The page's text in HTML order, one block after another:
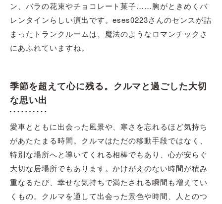
ン、バラの花束やチョコレート菓子……胸がときめくバ
レンタインらしい演出です。eses0223さんのセンスが詰
まったトランクルームは、魔法のようなロマンチックさ
にあふれていますね。
季節を超えて心に残る。クルマと過ごした大切
な思い出
愛車とともに出会った風景や、寒さを忘れるほど気持ち
があたたまる時間。クルマはただの移動手段ではなく、
特別な場所へと導いてくれる相棒でもあり、心が安らぐ
大切な居場所でもあります。かけがえのない時間が積み
重なるたび、幸せな気持ちで満たされる瞬間も増えてい
くもの。クルマを通して出会った景色や時間、人とのつ